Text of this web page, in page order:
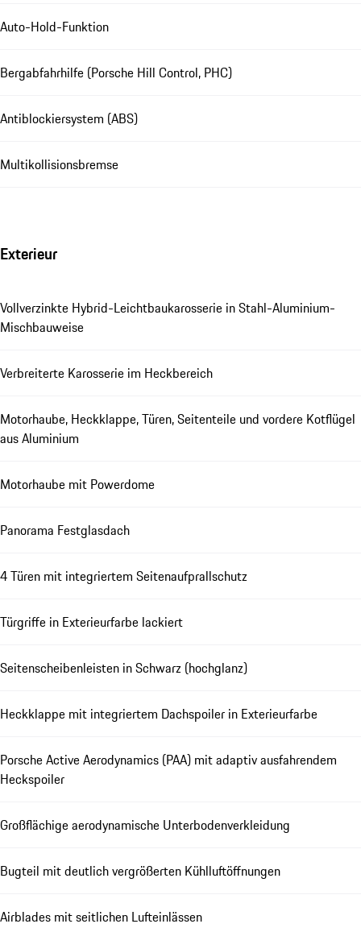
Auto-Hold-Funktion
Bergabfahrhilfe (Porsche Hill Control, PHC)
Antiblockiersystem (ABS)
Multikollisionsbremse
Exterieur
Vollverzinkte Hybrid-Leichtbaukarosserie in Stahl-Aluminium-
Mischbauweise
Verbreiterte Karosserie im Heckbereich
Motorhaube, Heckklappe, Türen, Seitenteile und vordere Kotflügel
aus Aluminium
Motorhaube mit Powerdome
Panorama Festglasdach
4 Türen mit integriertem Seitenaufprallschutz
Türgriffe in Exterieurfarbe lackiert
Seitenscheibenleisten in Schwarz (hochglanz)
Heckklappe mit integriertem Dachspoiler in Exterieurfarbe
Porsche Active Aerodynamics (PAA) mit adaptiv ausfahrendem
Heckspoiler
Großflächige aerodynamische Unterbodenverkleidung
Bugteil mit deutlich vergrößerten Kühlluftöffnungen
Airblades mit seitlichen Lufteinlässen